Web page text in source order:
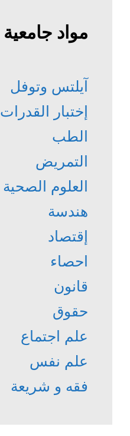
مواد جامعية
آيلتس وتوفل
إختبار القدرات
الطب
التمريض
العلوم الصحية
هندسة
إقتصاد
احصاء
قانون
حقوق
علم اجتماع
علم نفس
فقه و شريعة